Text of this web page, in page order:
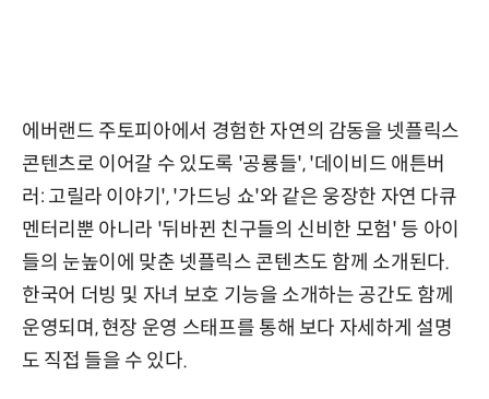
에버랜드 주토피아에서 경험한 자연의 감동을 넷플릭스
콘텐츠로 이어갈 수 있도록 '공룡들', '데이비드 애튼버
러: 고릴라 이야기', '가드닝 쇼'와 같은 웅장한 자연 다큐
멘터리뿐 아니라 '뒤바뀐 친구들의 신비한 모험' 등 아이
들의 눈높이에 맞춘 넷플릭스 콘텐츠도 함께 소개된다.
한국어 더빙 및 자녀 보호 기능을 소개하는 공간도 함께
운영되며, 현장 운영 스태프를 통해 보다 자세하게 설명
도 직접 들을 수 있다.